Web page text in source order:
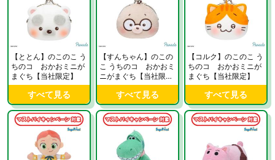
【ととん】のこのこ う
ちのコ おかおミニが
まぐち【当社限定】
すべて見る
【すんちゃん】のこの
こ うちのコ おかおミ
ニがまぐち【当社限
定】
すべて見る
【コルク】のこのこ う
ちのコ おかおミニが
まぐち【当社限定】
すべて見る